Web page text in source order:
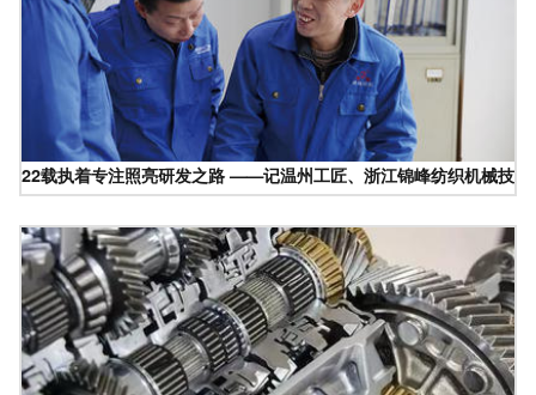
22载执着专注照亮研发之路 ——记温州工匠、浙江锦峰纺织机械技术